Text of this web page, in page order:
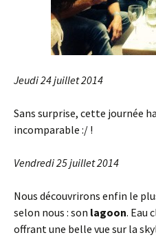
Jeudi 24 juillet 2014
Sans surprise, cette journée
incomparable :/ !
Vendredi 25 juillet 2014
Nous découvrirons enfin le
selon nous : son lagoon. Eau
offrant une belle vue sur la